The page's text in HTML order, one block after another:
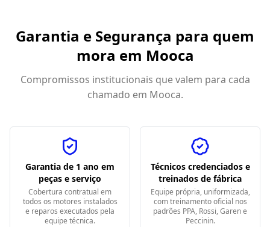
Garantia e Segurança para quem
mora em Mooca
Compromissos institucionais que valem para cada
chamado em Mooca.
Garantia de 1 ano em
peças e serviço
Cobertura contratual em
todos os motores instalados
e reparos executados pela
equipe técnica.
Técnicos credenciados e
treinados de fábrica
Equipe própria, uniformizada,
com treinamento oficial nos
padrões PPA, Rossi, Garen e
Peccinin.